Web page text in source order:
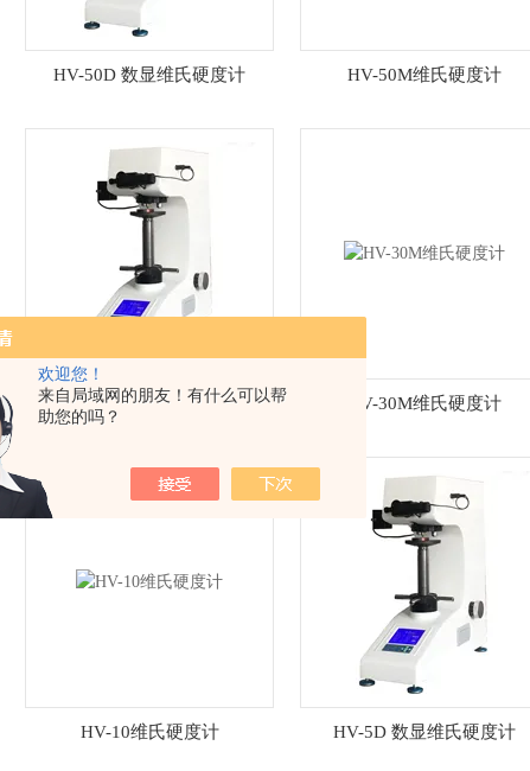
欢迎您！
来自局域网的朋友！有什么可以帮
助您的吗？
HV-50D 数显维氏硬度计 HV-50M维氏硬度计
HV-30D数显维氏硬度计 HV-30M维氏硬度计
HV-10维氏硬度计 HV-5D 数显维氏硬度计